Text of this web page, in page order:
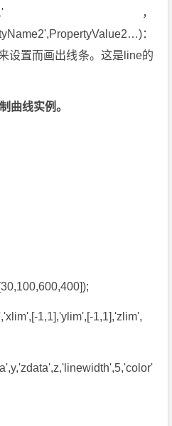
，
：
设置而画出线条。这是line的
曲线实例。
1,1],'ylim',[-1,1],'zlim',